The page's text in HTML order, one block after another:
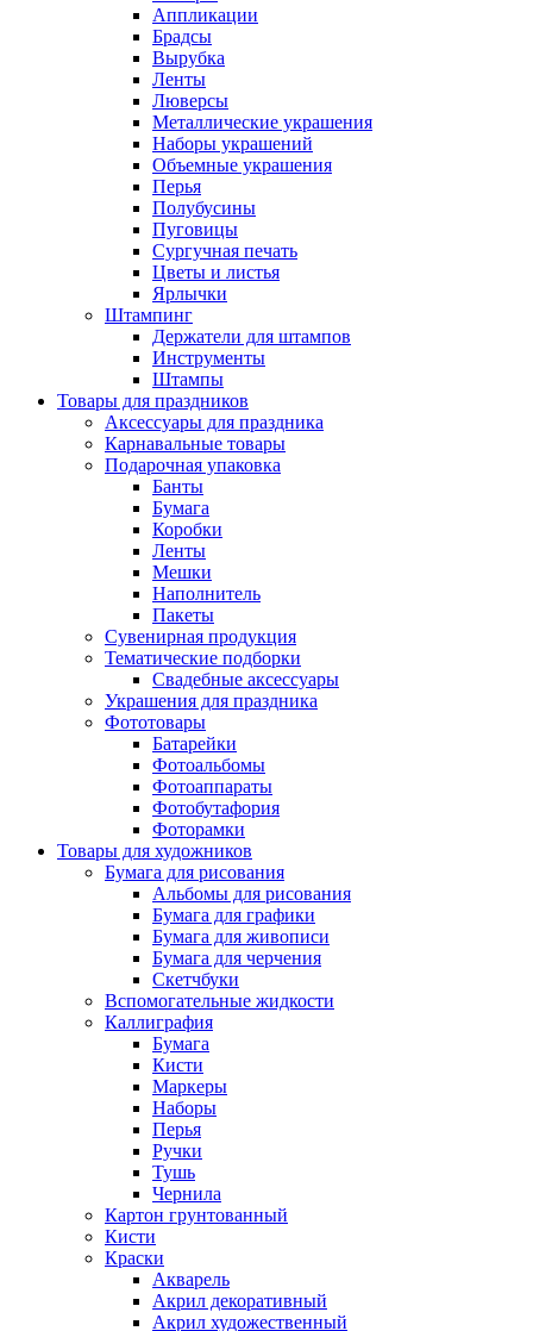
Аппликации
Брадсы
Вырубка
Ленты
Люверсы
Металлические украшения
Наборы украшений
Объемные украшения
Перья
Полубусины
Пуговицы
Сургучная печать
Цветы и листья
Ярлычки
Штампинг
Держатели для штампов
Инструменты
Штампы
Товары для праздников
Аксессуары для праздника
Карнавальные товары
Подарочная упаковка
Банты
Бумага
Коробки
Ленты
Мешки
Наполнитель
Пакеты
Сувенирная продукция
Тематические подборки
Свадебные аксессуары
Украшения для праздника
Фототовары
Батарейки
Фотоальбомы
Фотоаппараты
Фотобутафория
Фоторамки
Товары для художников
Бумага для рисования
Альбомы для рисования
Бумага для графики
Бумага для живописи
Бумага для черчения
Скетчбуки
Вспомогательные жидкости
Каллиграфия
Бумага
Кисти
Маркеры
Наборы
Перья
Ручки
Тушь
Чернила
Картон грунтованный
Кисти
Краски
Акварель
Акрил декоративный
Акрил художественный